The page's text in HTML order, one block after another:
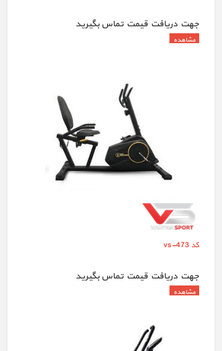
جهت دريافت قيمت تماس بگيريد
کد vs-473
جهت دريافت قيمت تماس بگيريد